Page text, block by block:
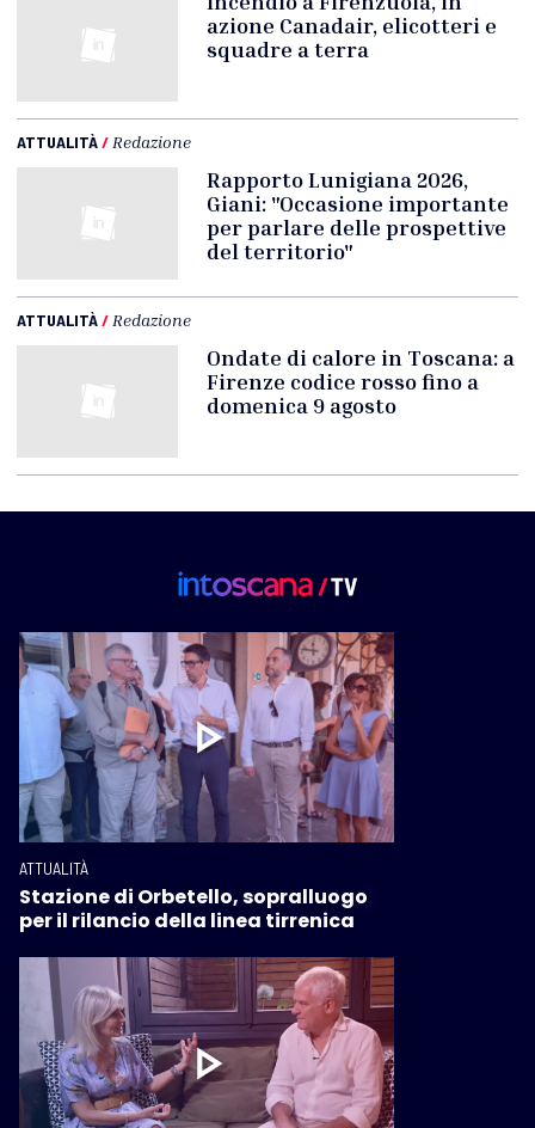
azione Canadair, elicotteri e
squadre a terra
ATTUALITÀ/ Redazione
Rapporto Lunigiana 2026,
Giani: "Occasione importante
per parlare delle prospettive
del territorio"
ATTUALITÀ/ Redazione
Ondate di calore in Toscana: a
Firenze codice rosso fino a
domenica 9 agosto
ATTUALITÀ
Stazione di Orbetello, sopralluogo
per il rilancio della linea tirrenica